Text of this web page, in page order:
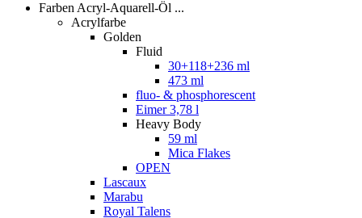
Farben Acryl-Aquarell-Öl ...
Acrylfarbe
Golden
Fluid
30+118+236 ml
473 ml
fluo- & phosphorescent
Eimer 3,78 l
Heavy Body
59 ml
Mica Flakes
OPEN
Lascaux
Marabu
Royal Talens